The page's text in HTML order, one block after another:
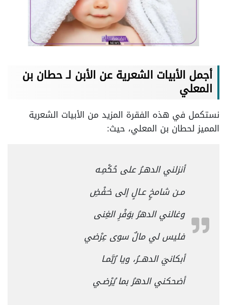
أجمل الأبيات الشعرية عن الأبن لـ حطان بن
المعلي
نستكمل في هذه الفقرة المزيد من الأبيات الشعرية
المميز لحطان بن المعلي، حيث:
أنزلني الدهـرُ على حُكْمِـه
مـن شامخٍ عـالٍ إلى خـَفْضِ
وغالني الدهرُ بوَفْرِ الغِنى
فليس لي مالٌ سوى عِرْضي
أبكانيَ الدهــرُ، ويا رُبَّمـا
أضحكني الدهرُ بما يُرْضـي